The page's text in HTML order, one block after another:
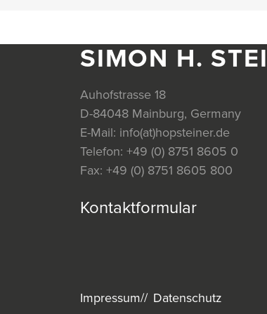
SIMON H.
Auhofstrasse 18
D-84048 Mainburg, Germany
E-Mail: info(at)hopsteiner.de
Telefon: +49 (0) 8751 8605 0
Fax: +49 (0) 8751 8605 800
Kontaktformular
Impressum Datenschutz